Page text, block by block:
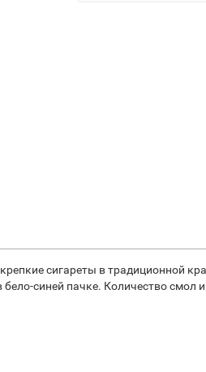
сигареты в традиционной
синей пачке. Количество